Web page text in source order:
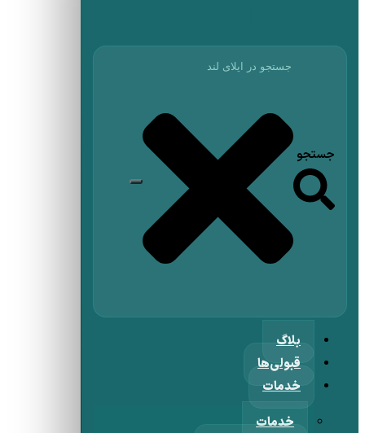
جستجو
بلاگ
قبولی‌ها
خدمات
خدمات